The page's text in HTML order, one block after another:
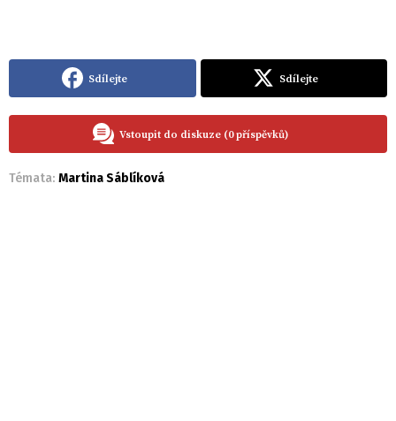
Sdílejte Sdílejte
Vstoupit do diskuze (0 příspěvků)
Témata: Martina Sáblíková